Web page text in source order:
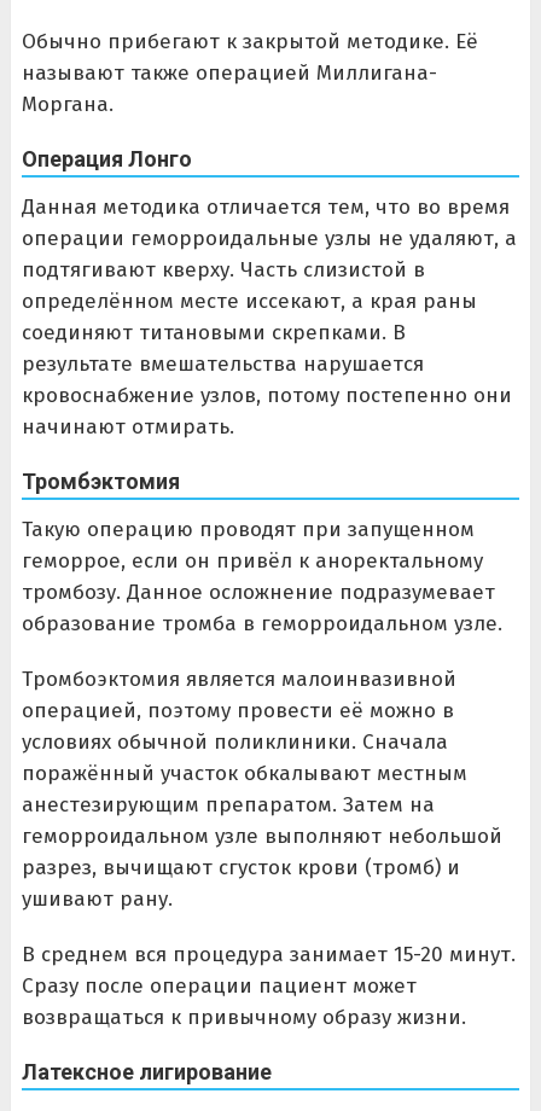
Обычно прибегают к закрытой методике. Её
называют также операцией Миллигана-
Моргана.
Операция Лонго
Данная методика отличается тем, что во время
операции геморроидальные узлы не удаляют, а
подтягивают кверху. Часть слизистой в
определённом месте иссекают, а края раны
соединяют титановыми скрепками. В
результате вмешательства нарушается
кровоснабжение узлов, потому постепенно они
начинают отмирать.
Тромбэктомия
Такую операцию проводят при запущенном
геморрое, если он привёл к аноректальному
тромбозу. Данное осложнение подразумевает
образование тромба в геморроидальном узле.
Тромбоэктомия является малоинвазивной
операцией, поэтому провести её можно в
условиях обычной поликлиники. Сначала
поражённый участок обкалывают местным
анестезирующим препаратом. Затем на
геморроидальном узле выполняют небольшой
разрез, вычищают сгусток крови (тромб) и
ушивают рану.
В среднем вся процедура занимает 15-20 минут.
Сразу после операции пациент может
возвращаться к привычному образу жизни.
Латексное лигирование